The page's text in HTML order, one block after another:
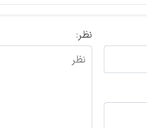
نظر: